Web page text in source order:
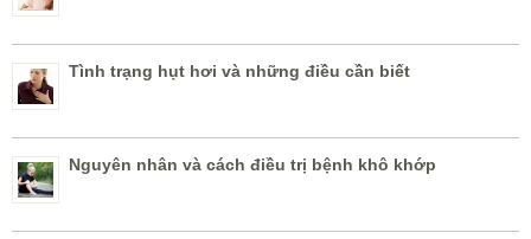
Tình trạng hụt hơi và những điều cần biết
Nguyên nhân và cách điều trị bệnh khô khớp